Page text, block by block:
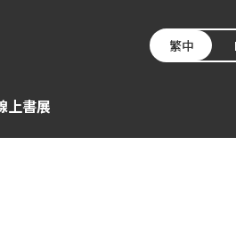
繁中
上書展